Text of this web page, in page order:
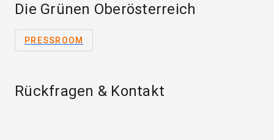
Die Grünen Oberösterreich
PRESSROOM
Rückfragen & Kontakt